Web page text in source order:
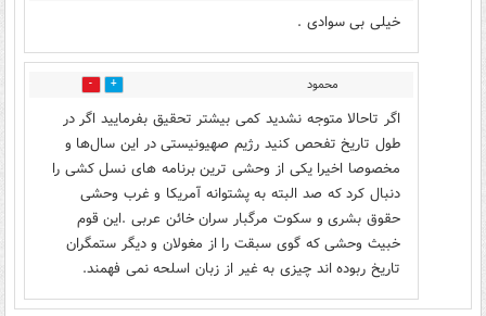
خیلی بی سوادی .
محمود 4
اگر تاحالا متوجه نشدید کمی بیشتر تحقیق بفرمایید اگر در
طول تاریخ تفحص کنید رژیم صهیونیستی در این سال‌ها و
مخصوصا اخیرا یکی از وحشی ترین برنامه های نسل کشی را
دنبال کرد که صد البته به پشتوانه آمریکا و غرب وحشی
حقوق بشری و سکوت مرگبار سران خائن عربی .این قوم
خبیث وحشی که گوی سبقت را از مغولان و دیگر ستمگران
تاریخ ربوده اند چیزی به غیر از زبان اسلحه نمی فهمند.